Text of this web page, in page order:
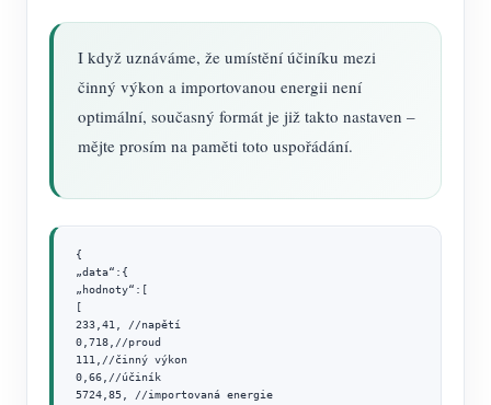
I když uznáváme, že umístění účiníku mezi
činný výkon a importovanou energii není
optimální, současný formát je již takto nastaven –
mějte prosím na paměti toto uspořádání.
{
„data“:{
„hodnoty“:[
[
233,41, //napětí
0,718,//proud
111,//činný výkon
0,66,//účiník
5724,85, //importovaná energie